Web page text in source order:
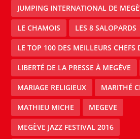
JUMPING INTERNATIONAL DE
LE CHAMOIS LES 8 SALOPARDS
LE TOP 100 DES MEILLEURS CHEFS
LIBERTÉ DE LA PRESSE À MEGÈVE
MARIAGE RELIGIEUX MARITHÉ
MATHIEU MICHE MEGEVE
MEGÈVE JAZZ FESTIVAL 2016